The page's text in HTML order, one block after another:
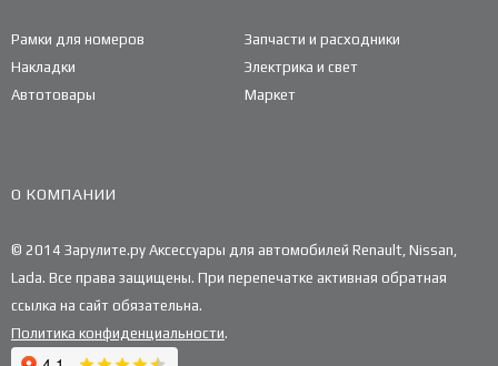
Рамки для номеров
Накладки
Автотовары
Запчасти и расходники
Электрика и свет
Маркет
О КОМПАНИИ
© 2014 Зарулите.ру Аксессуары для автомобилей Renault, Nissan,
Lada. Все права защищены. При перепечатке активная обратная
ссылка на сайт обязательна.
Политика конфиденциальности.